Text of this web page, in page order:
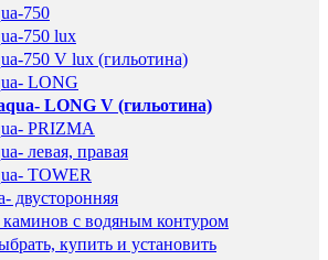
750
750 lux
750 V lux (гильотина)
LONG
LONG V (гильотина)
PRIZMA
левая, правая
TOWER
двусторонняя
с водяным контуром
купить и установить